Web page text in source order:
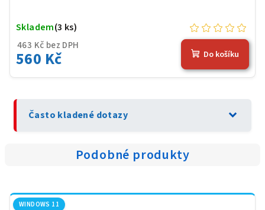
463 Kč bez DPH
560 Kč
Skladem(3 ks)
Do košíku
Často kladené dotazy expand_more
Podobné produkty
WINDOWS 11